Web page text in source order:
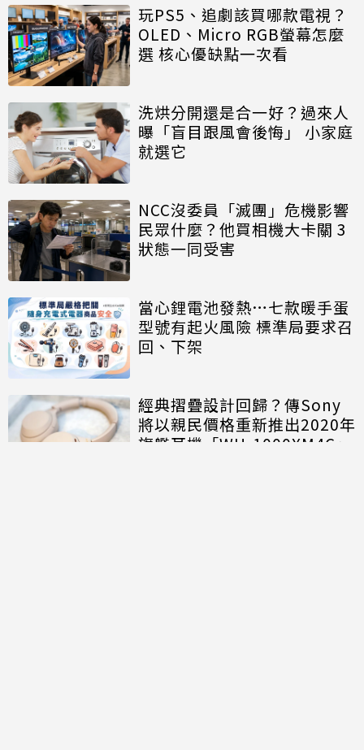
玩PS5、追劇該買哪款電視？
OLED、Micro RGB螢幕怎麼
選 核心優缺點一次看
洗烘分開還是合一好？過來人
曝「盲目跟風會後悔」 小家庭
就選它
NCC沒委員「滅團」危機影響
民眾什麼？他買相機大卡關 3
狀態一同受害
當心鋰電池發熱…七款暖手蛋
型號有起火風險 標準局要求召
回、下架
經典摺疊設計回歸？傳Sony
將以親民價格重新推出2020年
旗艦耳機「WH-1000XM4C」